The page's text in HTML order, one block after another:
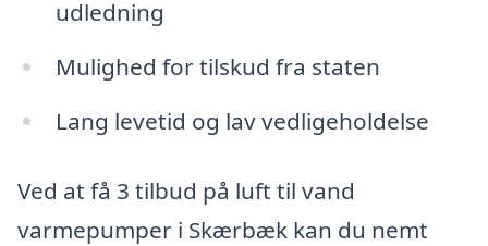
udledning
Mulighed for tilskud fra staten
Lang levetid og lav vedligeholdelse
Ved at få 3 tilbud på luft til vand
varmepumper i Skærbæk kan du nemt